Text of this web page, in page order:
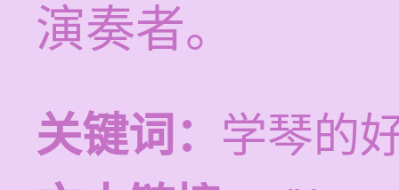
演奏者。
关键词： 学琴的